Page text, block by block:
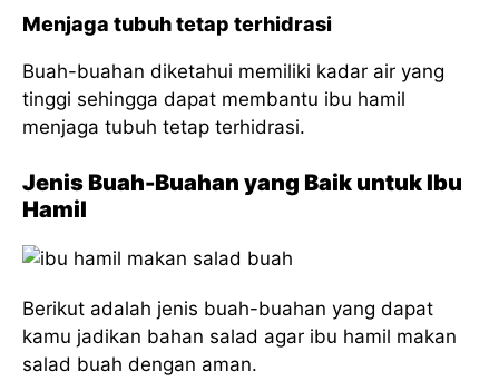
Menjaga tubuh tetap terhidrasi
Buah-buahan diketahui memiliki kadar air yang
tinggi sehingga dapat membantu ibu hamil
menjaga tubuh tetap terhidrasi.
Jenis Buah-Buahan yang Baik untuk Ibu
Hamil
Berikut adalah jenis buah-buahan yang dapat
kamu jadikan bahan salad agar ibu hamil makan
salad buah dengan aman.